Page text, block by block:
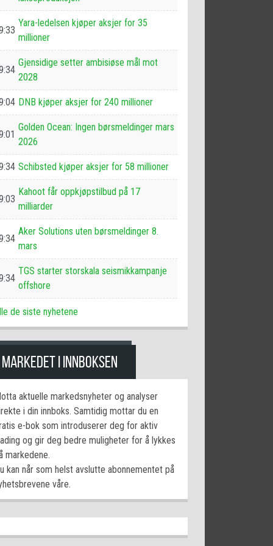
Yara-ledelsen kjøper aksjer for 35
millioner
Gjensidige setter ambisiøse mål mot
2028
DNB kjøper aksjer for 240 millioner
Golden Ocean: Ingen børsmeldinger mars
2026
Schibsted kjøper aksjer for 58 millioner
Kahoot får oppkjøpstilbud på 17
milliarder
Aker Solutions uten børsmeldinger 8.
mars
TGS starter storskala seismikkampanje
offshore
de siste nyhetene
MARKEDET I INNBOKSEN
aktuelle markedsnyheter og analyser
i din innboks. Samtidig mottar du en
e-bok som introduserer deg for aktiv
og gir deg bedre muligheter for å lykkes
markedene.
kan når som helst avslutte abonnementet på
våre.